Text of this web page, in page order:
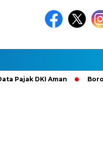
DKI Aman Borong 3